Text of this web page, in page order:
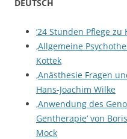
DEUTSCH
’24 Stunden Pflege zu
‚Allgemeine
Kottek
‚Anästhesie Fragen
Hans-Joachim Wilke
‚Anwendung des
Gentherapie‘ von
Mock